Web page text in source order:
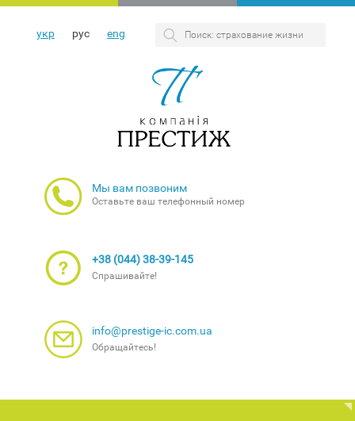
укр рус eng
Мы вам позвоним
Оставьте ваш телефонный номер
+38 (044) 38-39-145
Спрашивайте!
info@prestige-ic.com.ua
Обращайтесь!